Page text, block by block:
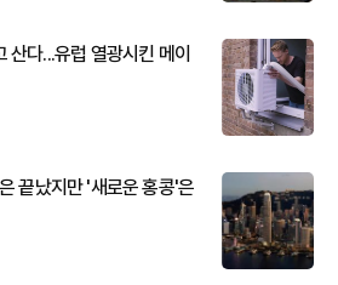
산다...유럽 열광시킨 메이
끝났지만 '새로운 홍콩'은